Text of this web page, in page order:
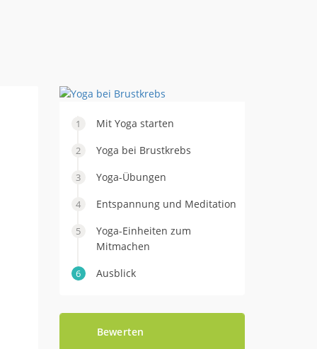
Mit Yoga starten
Yoga bei Brustkrebs
Yoga-Übungen
Entspannung und Meditation
Yoga-Einheiten zum
Mitmachen
Ausblick
Bewerten